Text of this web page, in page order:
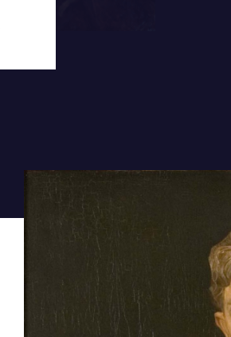
die het poseren
vermoeiend en voor